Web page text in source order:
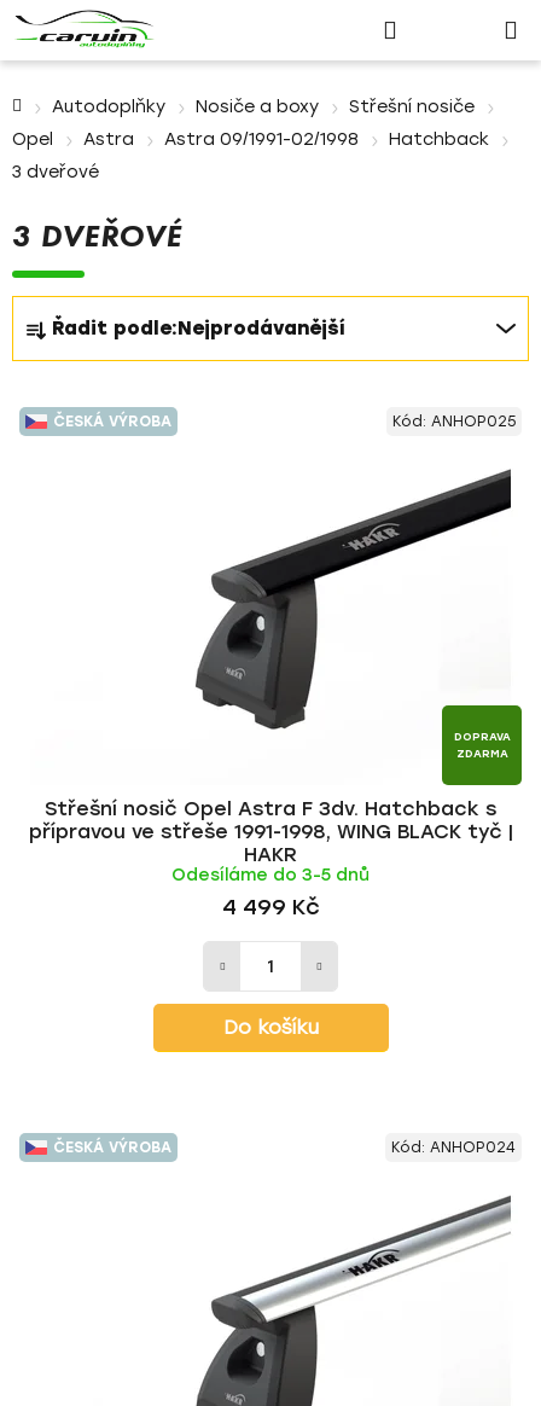
Přihlášení
košík
Autodoplňky Nosiče a boxy
Střešní nosiče
Opel
Astra Astra 09/1991-02/1998
Hatchback
3 dveřové
3 DVEŘOVÉ
Ř
a
z
e
n
Řadit podle:Nejprodávanější
V
ý
ČESKÁ VÝROBA
DOPRAVA
ZDARMA
Střešní nosič Opel Astra F 3dv. Hatchback s
přípravou ve střeše 1991-1998, WING BLACK tyč |
HAKR
Odesíláme do 3-5 dnů
4 499 Kč
Do košíku
Kód: ANHOP025
ČESKÁ VÝROBA Kód: ANHOP024